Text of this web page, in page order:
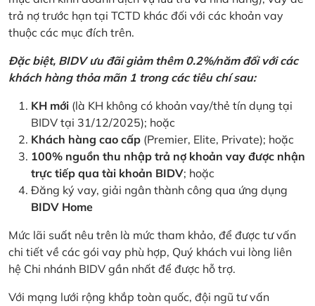
trả nợ trước hạn tại TCTD khác đối với các khoản vay
thuộc các mục đích trên.
Đặc biệt, BIDV ưu đãi giảm thêm 0.2%/năm đối với các
khách hàng thỏa mãn 1 trong các tiêu chí sau:
KH mới (là KH không có khoản vay/thẻ tín dụng tại
BIDV tại 31/12/2025); hoặc
Khách hàng cao cấp (Premier, Elite, Private); hoặc
100% nguồn thu nhập trả nợ khoản vay được nhận
trực tiếp qua tài khoản BIDV; hoặc
Đăng ký vay, giải ngân thành công qua ứng dụng
BIDV Home
Mức lãi suất nêu trên là mức tham khảo, để được tư vấn
chi tiết về các gói vay phù hợp, Quý khách vui lòng liên
hệ Chi nhánh BIDV gần nhất để được hỗ trợ.
Với mạng lưới rộng khắp toàn quốc, đội ngũ tư vấn